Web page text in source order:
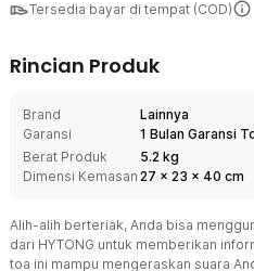
Tersedia bayar di tempat (COD)
Rincian Produk
Brand
Lainnya
Garansi
1 Bulan Garansi
Berat Produk
5.2 kg
Dimensi Kemasan 27 x 23 x 40 cm
Alih-alih berteriak, Anda bisa
dari HYTONG untuk memberikan
toa ini mampu mengeraskan suara